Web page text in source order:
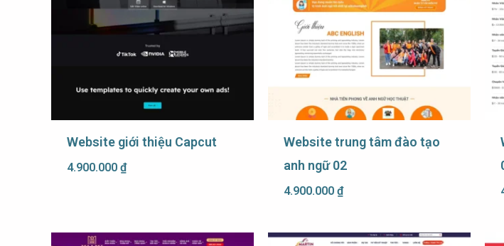
Website giới thiệu Capcut
4.900.000 ₫
Website trung tâm đào tạo
anh ngữ 02
4.900.000 ₫